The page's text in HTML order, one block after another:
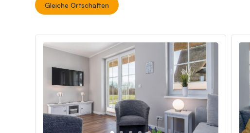
Gleiche Ortschaften